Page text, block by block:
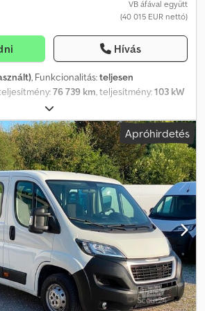
utasülés (automatikus biztonsági övvel),
dupla utasülés fejtámlákkal, ülések a
deréktámasszal, Start/Stop rendszer,
megengedett össztömeg: 3,30 t
VB áfával együtt
(40 015 EUR nettó)
Hívás
, Funkcionalitás:teljesen
76 739 km , teljesítmény:103 kW
, ülések száma:
, szín:fehér, teljes hossz:5 990 mm, teljes
teljes magasság:2 730 mm,
tengely, kibocsátási osztály:Euro 6,
90 l, össztömeg:3 500 kg, saját
pozíciója:bal, korábbi
, Gyártási év:2024, gép/jármű száma:
, Felszereltség:ABS, autó regisztráció,
ágyak, elektronikus
emeletes ágyak, emelhető ágy,
használt jármű garancia,
középső üléselrendezés,
négyévszakos gumiabroncsok,
szervizelési előélet, zuhany, állófűtés,
Apróhirdetés